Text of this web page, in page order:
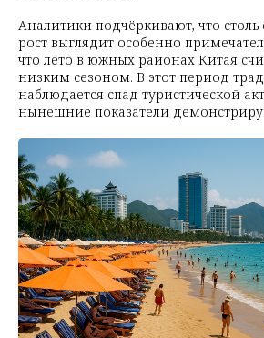
Аналитики подчёркивают, что
рост выглядит особенно
что лето в южных районах Китая
низким сезоном. В этот период
наблюдается спад туристической
нынешние показатели